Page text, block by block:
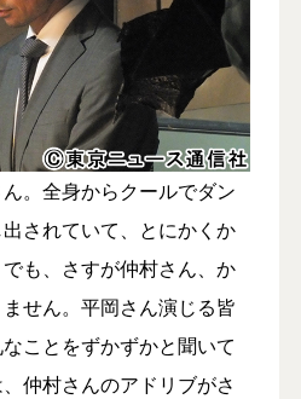
。全身からクールでダン
されていて、とにかくか
も、さすが仲村さん、か
せん。平岡さん演じる皆
ことをずかずかと聞いて
仲村さんのアドリブがさ